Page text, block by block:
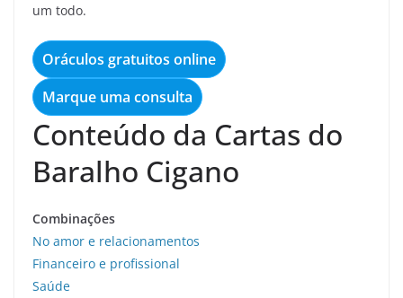
um todo.
Oráculos gratuitos online
Marque uma consulta
Conteúdo da Cartas do
Baralho Cigano
Combinações
No amor e relacionamentos
Financeiro e profissional
Saúde